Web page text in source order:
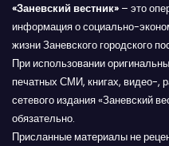
«Заневский вестник» – это
информация о социально-
жизни Заневского городского
При использовании
печатных СМИ, книгах, видео-,
сетевого издания «Заневский
обязательно.
Присланные материалы не